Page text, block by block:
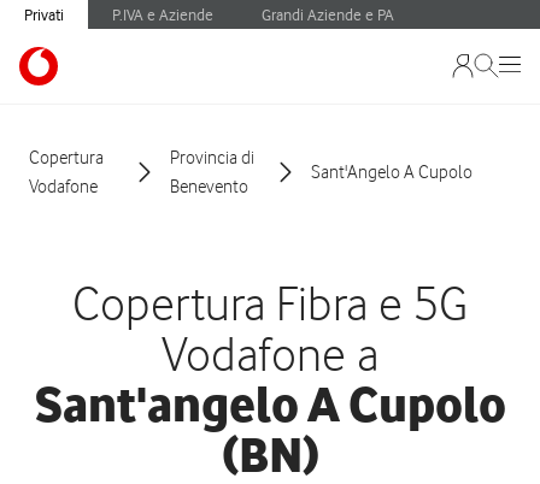
Privati P.IVA e Aziende Grandi Aziende e PA
Copertura
Vodafone
Provincia di
Benevento
Sant'Angelo A Cupolo
Copertura Fibra e 5G
Vodafone a
Sant'angelo A Cupolo
(BN)